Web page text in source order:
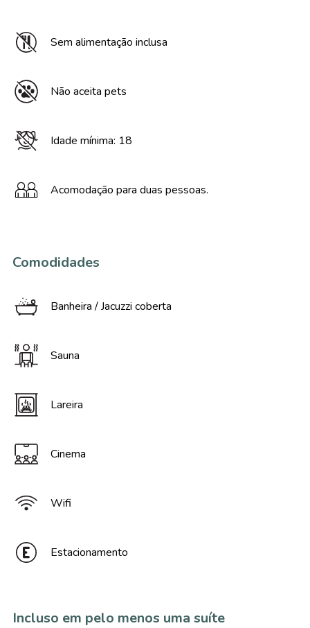
Sem alimentação inclusa
Não aceita pets
Idade mínima: 18
Acomodação para duas pessoas.
Comodidades
Banheira / Jacuzzi coberta
Sauna
Lareira
Cinema
Wifi
Estacionamento
Incluso em pelo menos uma suíte